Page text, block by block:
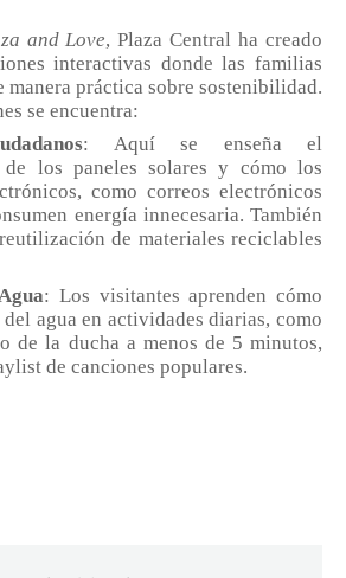
and Love, Plaza Central ha creado
interactivas donde las familias
manera práctica sobre sostenibilidad.
se encuentra:
: Aquí se enseña el
de los paneles solares y cómo los
como correos electrónicos
energía innecesaria. También
de materiales reciclables
: Los visitantes aprenden cómo
agua en actividades diarias, como
de la ducha a menos de 5 minutos,
de canciones populares.